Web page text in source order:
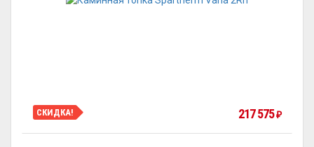
СКИДКА! 217 575₽